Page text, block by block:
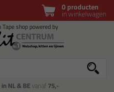
0 producten
in winkelwagen
in NL & BEvanaf75,-